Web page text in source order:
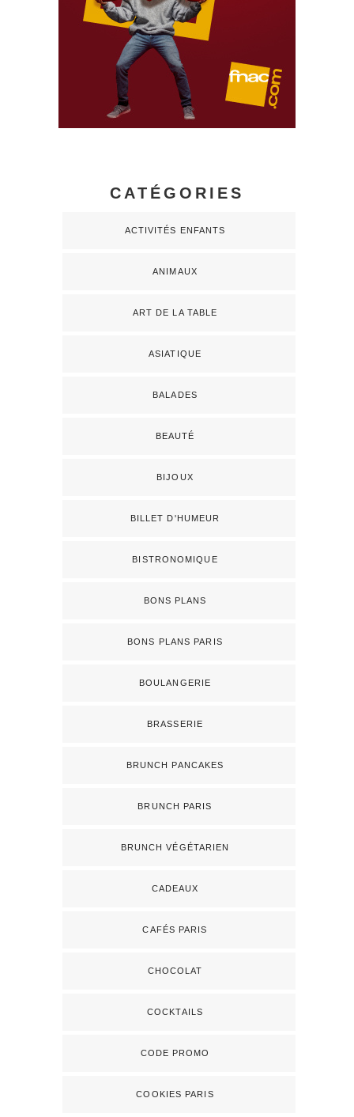
CATÉGORIES
ACTIVITÉS ENFANTS
ANIMAUX
ART DE LA TABLE
ASIATIQUE
BALADES
BEAUTÉ
BIJOUX
BILLET D'HUMEUR
BISTRONOMIQUE
BONS PLANS
BONS PLANS PARIS
BOULANGERIE
BRASSERIE
BRUNCH PANCAKES
BRUNCH PARIS
BRUNCH VÉGÉTARIEN
CADEAUX
CAFÉS PARIS
CHOCOLAT
COCKTAILS
CODE PROMO
COOKIES PARIS